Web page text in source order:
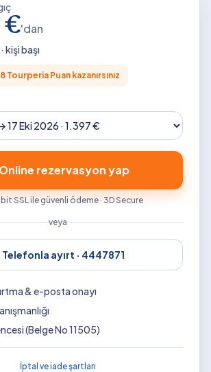
€'dan
kişi başı
Tourperia Puan kazanırsınız
Online rezervasyon yap
SSL ile güvenli ödeme · 3D Secure
veya
Telefonla ayırt · 4447871
& e-posta onayı
(Belge No 11505)
İptal ve iade şartları